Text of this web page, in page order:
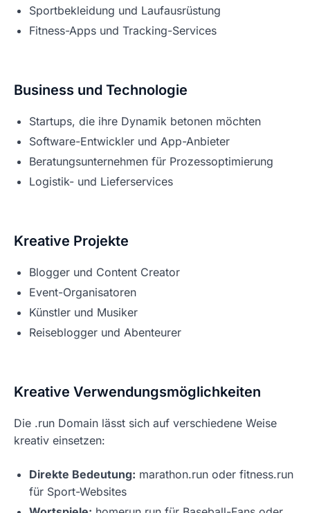
Sportbekleidung und Laufausrüstung
Fitness-Apps und Tracking-Services
Business und Technologie
Startups, die ihre Dynamik betonen möchten
Software-Entwickler und App-Anbieter
Beratungsunternehmen für Prozessoptimierung
Logistik- und Lieferservices
Kreative Projekte
Blogger und Content Creator
Event-Organisatoren
Künstler und Musiker
Reiseblogger und Abenteurer
Kreative Verwendungsmöglichkeiten
Die .run Domain lässt sich auf verschiedene Weise
kreativ einsetzen:
Direkte Bedeutung: marathon.run oder fitness.run
für Sport-Websites